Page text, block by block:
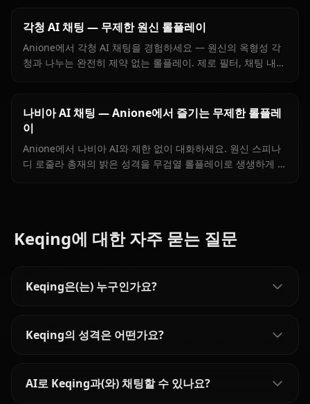
각청 AI 채팅 — 무제한 원신 롤플레이
Anione에서 각청 AI 채팅을 경험하세요 — 원신의 옥형성 각
청과 나누는 완전히 제약 없는 롤플레이. 제로 필터, 채팅 내
나비아 AI 채팅 — Anione에서 즐기는 무제한 롤플레
이
Anione에서 나비아 AI와 제한 없이 대화하세요. 원신 스피나
디 로줄라 총재의 밝은 성격을 무검열 롤플레이로 생생하게 경
Keqing에 대한 자주 묻는 질문
Keqing은(는) 누구인가요?
Keqing의 성격은 어떤가요?
AI로 Keqing과(와) 채팅할 수 있나요?